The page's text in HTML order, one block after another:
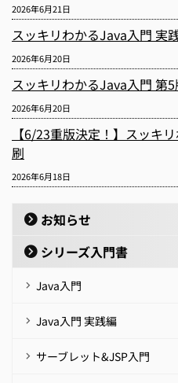
2026年6月21日
スッキリわかるJava入門 実
2026年6月20日
スッキリわかるJava入門 第5
2026年6月20日
【6/23重版決定！】スッキ
刷
2026年6月18日
お知らせ
シリーズ入門書
Java入門
Java入門 実践編
サーブレット&JSP入門